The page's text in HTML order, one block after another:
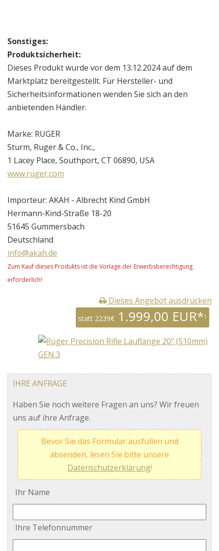
Sonstiges:
Produktsicherheit:
Dieses Produkt wurde vor dem 13.12.2024 auf dem
Marktplatz bereitgestellt. Für Hersteller- und
Sicherheitsinformationen wenden Sie sich an den
anbietenden Händler.
Marke: RUGER
Sturm, Ruger & Co., Inc.,
1 Lacey Place, Southport, CT 06890, USA
www.ruger.com
Importeur: AKAH - Albrecht Kind GmbH
Hermann-Kind-Straße 18-20
51645 Gummersbach
Deutschland
info@akah.de
Zum Kauf dieses Produkts ist die Vorlage der Erwerbsberechtigung
erforderlich!
Dieses Angebot ausdrucken
statt 2239€ 1.999,00 EUR*1
IHRE ANFRAGE
Haben Sie noch weitere Fragen an uns? Wir freuen
uns auf ihre Anfrage.
Bevor Sie das Formular ausfüllen und
absenden, lesen Sie bitte unsere
Datenschutzerklärung!
Ihr Name
Ihre Telefonnummer